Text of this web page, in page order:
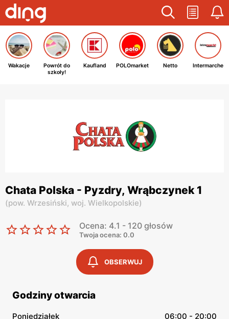
Wakacje
Powrót do
szkoły!
Kaufland POLOmarket Netto Intermarche
Chata Polska - Pyzdry, Wrąbczynek 1
(pow. Wrzesiński, woj. Wielkopolskie)
Ocena: 4.1 - 120 głosów
Twoja ocena: 0.0
OBSERWUJ
Godziny otwarcia
Poniedziałek
06:00 - 20:00